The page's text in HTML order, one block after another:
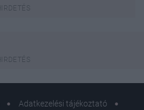
Adatkezelési tájékoztató